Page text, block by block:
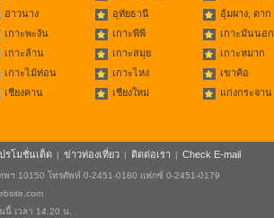
อ่าวนาง อุทัยธานี
อุ้มผาง, ตาก
เกาะพะงัน เกาะพีพี
เกาะมันนอก
เกาะล้าน เกาะสมุย
เกาะหมาก
เกาะไม้ท่อน เกาะไหง
เขาค้อ
เชียงคาน เชียงใหม่
แก่งกระจาน
รโมชั่นเด็ด | ข่าวท่องเที่ยว | ติดต่อเรา | Check E-mail
10150 โทรศัพท์ 0-2451-0180 แฟกซ์ 0-2451-0179
เวลา 14.20 น.